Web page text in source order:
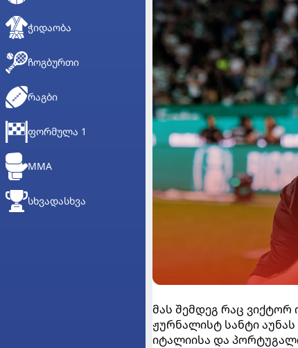
ᲭᲘᲓᲐᲝᲑᲐ
ᲩᲝᲒᲑᲣᲠᲗᲘ
ᲠᲐᲒᲑᲘ
ᲤᲝᲠᲛᲣᲚᲐ 1
MMA
ᲡᲮᲕᲐᲓᲐᲡᲮᲕᲐ
მას შემდეგ რაც
ჟურნალისტ სანტი
იტალიისა და